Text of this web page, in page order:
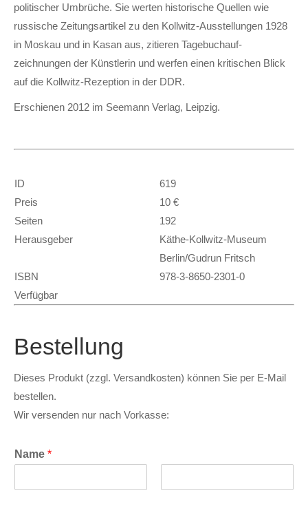
politischer Um­brüche. Sie werten historische Quellen wie
russische Zeitungs­artikel zu den Kollwitz-Aus­stellungen 1928
in Moskau und in Kasan aus, zitieren Tagebuch­auf­
zeichnungen der Künstlerin und werfen einen kritischen Blick
auf die Kollwitz-Rezeption in der DDR.
Erschienen 2012 im Seemann Verlag, Leipzig.
ID
619
Preis
10 €
Seiten
192
Herausgeber
Käthe-Kollwitz-Museum
Berlin/Gudrun Fritsch
ISBN
978-3-8650-2301-0
Verfügbar
Bestellung
Dieses Produkt (zzgl. Versandkosten) können Sie per E-Mail
bestellen.
Wir versenden nur nach Vorkasse:
Name *